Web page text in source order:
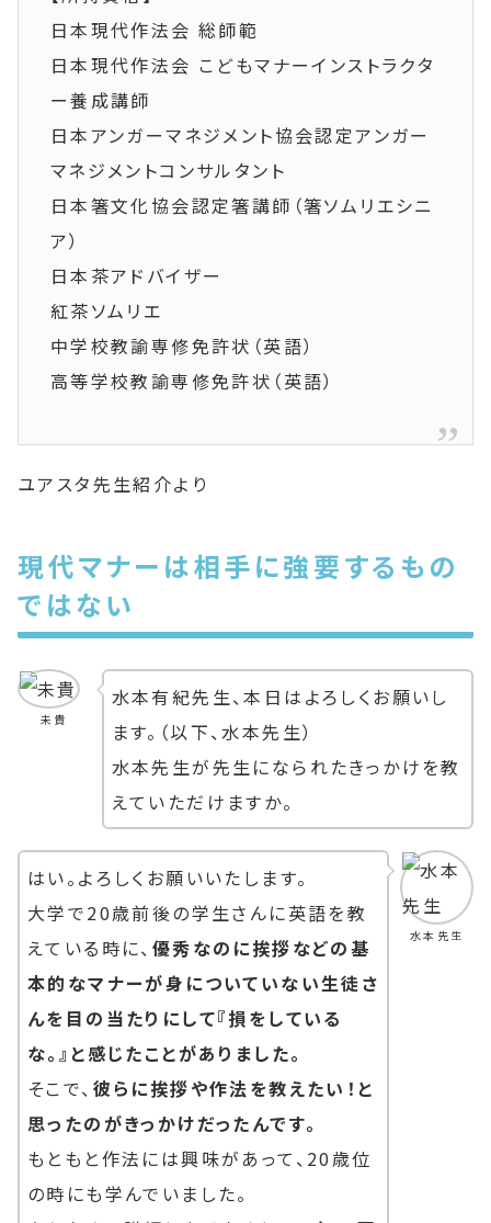
日本現代作法会 総師範
日本現代作法会 こどもマナーインストラクタ
ー養成講師
日本アンガーマネジメント協会認定アンガー
マネジメントコンサルタント
日本箸文化協会認定箸講師（箸ソムリエシニ
ア）
日本茶アドバイザー
紅茶ソムリエ
中学校教諭専修免許状（英語）
高等学校教諭専修免許状（英語）
ユアスタ先生紹介より
現代マナーは相手に強要するもの
ではない
未貴
水本有紀先生、本日はよろしくお願いし
ます。（以下、水本先生）
水本先生が先生になられたきっかけを教
えていただけますか。
水本先生
はい。よろしくお願いいたします。
大学で20歳前後の学生さんに英語を教
えている時に、 優秀なのに挨拶などの基
本的なマナーが身についていない生徒さ
んを目の当たりにして『損をしている
な。』と感じたことがありました。
そこで、 彼らに挨拶や作法を教えたい！と
思ったのがきっかけだったんです。
もともと作法には興味があって、20歳位
の時にも学んでいました。